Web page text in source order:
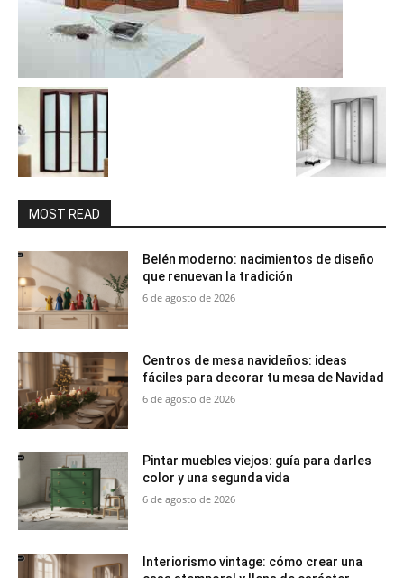
MOST READ
Belén moderno: nacimientos de diseño
que renuevan la tradición
6 de agosto de 2026
Centros de mesa navideños: ideas
fáciles para decorar tu mesa de Navidad
6 de agosto de 2026
Pintar muebles viejos: guía para darles
color y una segunda vida
6 de agosto de 2026
Interiorismo vintage: cómo crear una